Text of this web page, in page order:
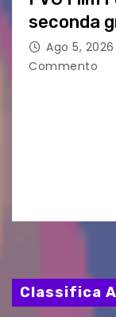
seconda
Ago 5, 2026
Commento
Classifica